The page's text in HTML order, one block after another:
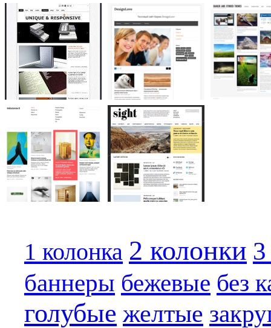
1 колонка 2 колонки
баннеры бежевые без
голубые желтые